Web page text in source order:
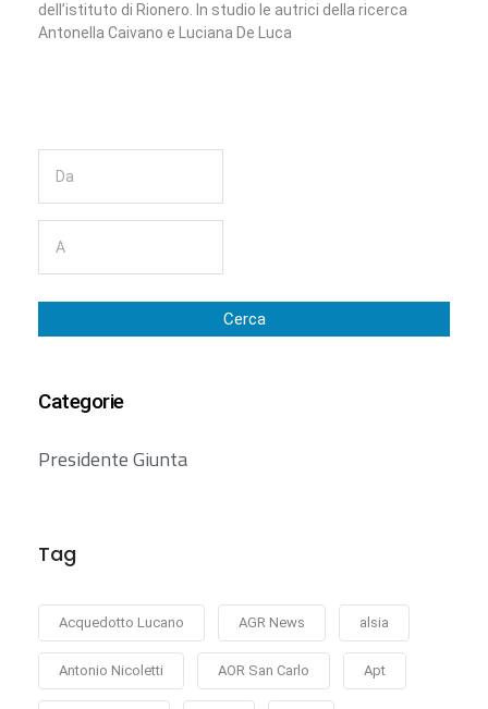
dell’istituto di Rionero. In studio le autrici della ricerca
Antonella Caivano e Luciana De Luca
Cerca
Categorie
Presidente Giunta
Tag
Acquedotto Lucano AGR News alsia
Antonio Nicoletti AOR San Carlo Apt